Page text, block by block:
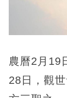
農曆2月19
28日，觀